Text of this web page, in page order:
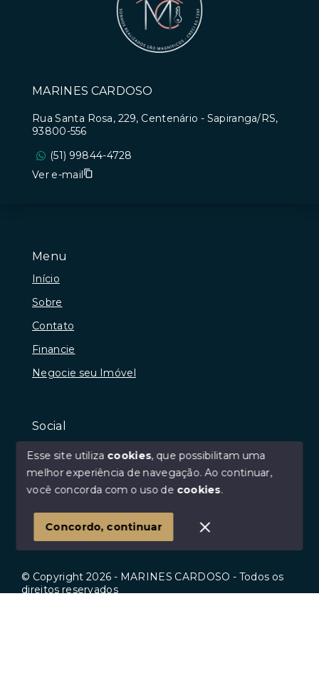
Menu
Início
Sobre
Contato
Financie
Negocie seu Imóvel
Social
Facebook
Youtube
© Copyright 2026 - MARINES CARDOSO - Todos os
direitos reservados
MARINES CARDOSO
Rua Santa Rosa, 229, Centenário - Sapiranga/RS,
93800-556
(51) 99844-4728
Ver e-mail
Esse site utiliza cookies, que possibilitam uma
melhor experiência de navegação.Ao continuar,
você concorda com o uso de cookies.
Concordo, continuar